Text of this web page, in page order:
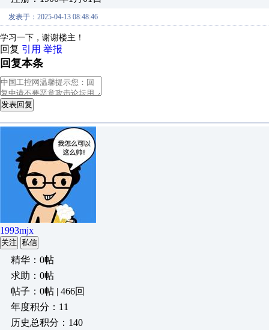
发表于：2025-04-13 08:48:46
学习一下，谢谢楼主！
回复 引用 举报
回复本条
发表回复
1993mjx
关注 私信
精华：0帖
求助：0帖
帖子：0帖 | 466回
年度积分：11
历史总积分：140